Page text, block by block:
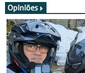
Opiniões